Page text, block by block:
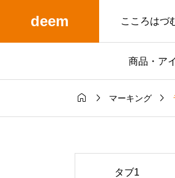
deem こころはづ
商品・ア
  マーキング 
タブ1